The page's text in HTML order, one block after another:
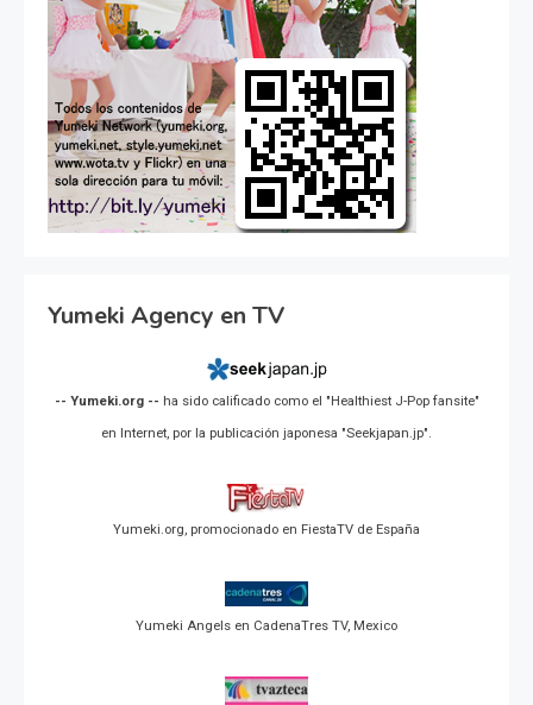
Yumeki Agency en TV
-- Yumeki.org -- ha sido calificado como el "Healthiest J-Pop fansite"
en Internet, por la publicación japonesa "Seekjapan.jp".
Yumeki.org, promocionado en FiestaTV de España
Yumeki Angels en CadenaTres TV, Mexico